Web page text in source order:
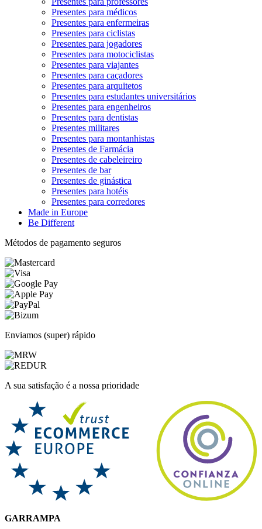
Presentes para médicos
Presentes para enfermeiras
Presentes para ciclistas
Presentes para jogadores
Presentes para motociclistas
Presentes para viajantes
Presentes para caçadores
Presentes para arquitetos
Presentes para estudantes universitários
Presentes para engenheiros
Presentes para dentistas
Presentes militares
Presentes para montanhistas
Presentes de Farmácia
Presentes de cabeleireiro
Presentes de bar
Presentes de ginástica
Presentes para hotéis
Presentes para corredores
Made in Europe
Be Different
Métodos de pagamento seguros
Enviamos (super) rápido
A sua satisfação é a nossa prioridade
GARRAMPA